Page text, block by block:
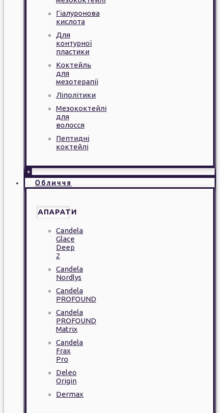
Гіалуронова
кислота
Для
контурної
пластики
Коктейль
для
мезотерапії
Ліполітики
Мезококтейлі
для
волосся
Пептидні
коктейлі
+
Обличчя
АПАРАТИ
Candela
Glace
Deep
2
Candela
Nordlys
Candela
PROFOUND
Candela
PROFOUND
Matrix
Candela
Frax
Pro
Deleo
Origin
Dermax